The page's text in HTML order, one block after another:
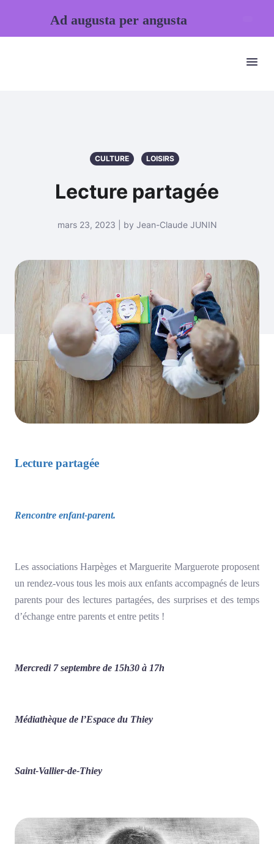
CULTURE LOISIRS
Lecture partagée
mars 23, 2023 | by Jean-Claude JUNIN
Lecture partagée
Rencontre enfant-parent.
Les associations Harpèges et Marguerite Marguerote proposent
un rendez-vous tous les mois aux enfants accompagnés de leurs
parents pour des lectures partagées, des surprises et des temps
d’échange entre parents et entre petits !
Mercredi 7 septembre de 15h30 à 17h
Médiathèque de l’Espace du Thiey
Saint-Vallier-de-Thiey
Ad augusta per angusta